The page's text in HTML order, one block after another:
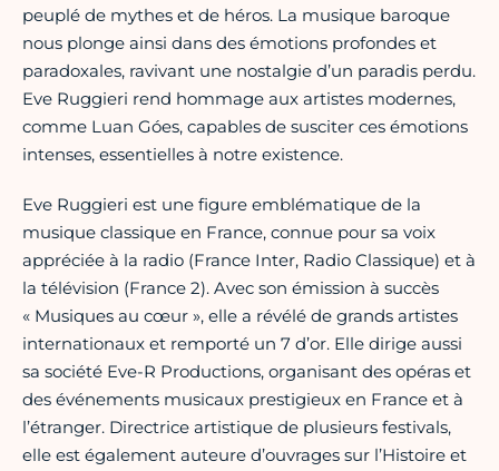
peuplé de mythes et de héros. La musique baroque
nous plonge ainsi dans des émotions profondes et
paradoxales, ravivant une nostalgie d’un paradis perdu.
Eve Ruggieri rend hommage aux artistes modernes,
comme Luan Góes, capables de susciter ces émotions
intenses, essentielles à notre existence.
Eve Ruggieri est une figure emblématique de la
musique classique en France, connue pour sa voix
appréciée à la radio (France Inter, Radio Classique) et à
la télévision (France 2). Avec son émission à succès
« Musiques au cœur », elle a révélé de grands artistes
internationaux et remporté un 7 d’or. Elle dirige aussi
sa société Eve-R Productions, organisant des opéras et
des événements musicaux prestigieux en France et à
l’étranger. Directrice artistique de plusieurs festivals,
elle est également auteure d’ouvrages sur l’Histoire et